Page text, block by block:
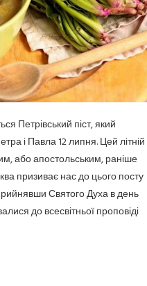
Петрівський піст, який
і Павла 12 липня. Цей літній
або апостольським, раніше
призиває нас до цього посту
Святого Духа в день
до всесвітньої проповіді